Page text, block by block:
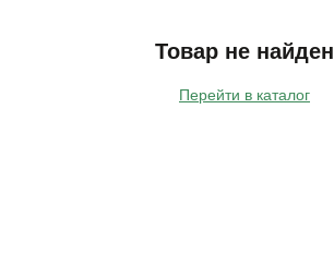
Товар не найден
Перейти в каталог